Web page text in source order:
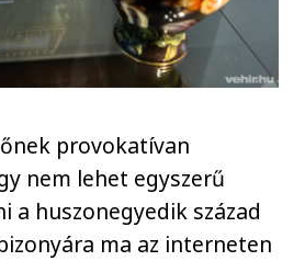
provokatívan
nem lehet egyszerű
a huszonegyedik század
ma az interneten